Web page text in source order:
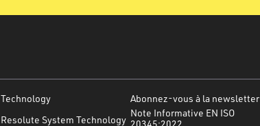
Technology
Resolute System Technology
Abonnez-vous à la newsletter
Note Informative EN ISO